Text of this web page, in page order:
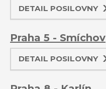
DETAIL POSILOVNY
Praha 5 - Smíchov
DETAIL POSILOVNY